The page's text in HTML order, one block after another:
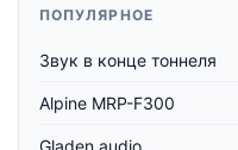
ПОПУЛЯРНОЕ
Звук в конце тоннеля
Alpine MRP-F300
Gladen audio